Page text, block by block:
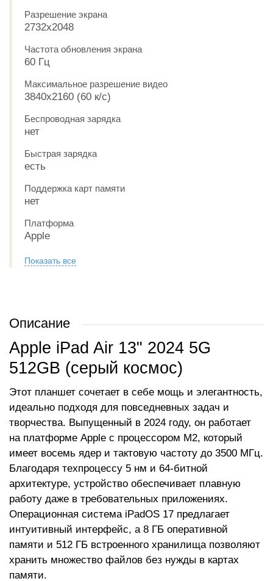
Разрешение экрана
2732x2048
Частота обновления экрана
60 Гц
Максимальное разрешение видео
3840x2160 (60 к/с)
Беспроводная зарядка
нет
Быстрая зарядка
есть
Поддержка карт памяти
нет
Платформа
Apple
Показать все
Описание
Apple iPad Air 13" 2024 5G
512GB (серый космос)
Этот планшет сочетает в себе мощь и элегантность,
идеально подходя для повседневных задач и
творчества. Выпущенный в 2024 году, он работает
на платформе Apple с процессором M2, который
имеет восемь ядер и тактовую частоту до 3500 МГц.
Благодаря техпроцессу 5 нм и 64-битной
архитектуре, устройство обеспечивает плавную
работу даже в требовательных приложениях.
Операционная система iPadOS 17 предлагает
интуитивный интерфейс, а 8 ГБ оперативной
памяти и 512 ГБ встроенного хранилища позволяют
хранить множество файлов без нужды в картах
памяти.